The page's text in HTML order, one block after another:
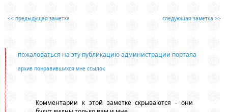
<< предыдущая заметка следующая заметка >>
пожаловаться на эту публикацию администрации портала
архив понравившихся мне ссылок
Комментарии к этой заметке скрываются - они